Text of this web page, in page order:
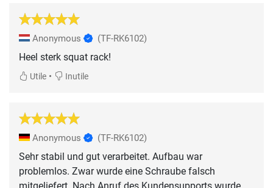
Anonymous (TF-RK6102)
Heel sterk squat rack!
Utile • Inutile
Anonymous (TF-RK6102)
Sehr stabil und gut verarbeitet. Aufbau war
problemlos. Zwar wurde eine Schraube falsch